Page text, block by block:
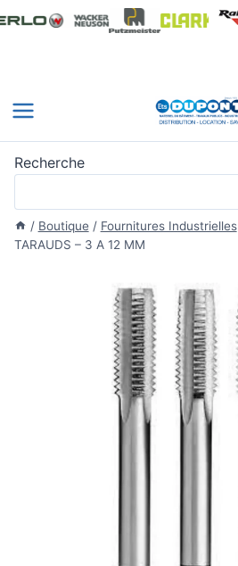
/ Boutique / Fournitures Industrielles
TARAUDS – 3 A 12 MM
Recherche